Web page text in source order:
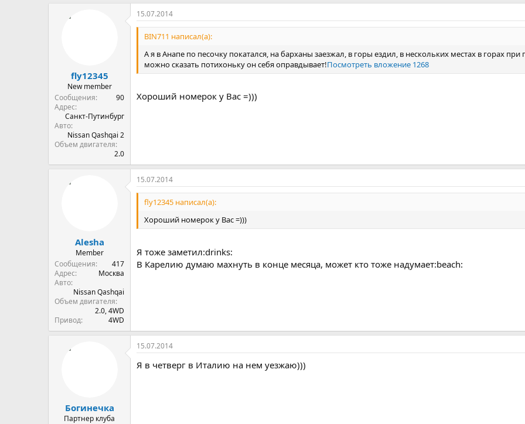
fly12345
New member
Сообщения
90
Адрес
Санкт-Путинбург
Авто
Nissan Qashqai 2
Объем двигателя
2.0
15.07.2014
BIN711 написал(а):
А я в Анапе по песочку покатался, на барханы заезжал, в горы ездил, в нескольких местах в горах
можно сказать потихоньку он себя оправдывает!Посмотреть вложение 1268
Хороший номерок у Вас =)))
Alesha
Member
Сообщения
417
Адрес
Москва
Авто
Nissan Qashqai
Объем двигателя
2.0, 4WD
Привод
4WD
15.07.2014
fly12345 написал(а):
Хороший номерок у Вас =)))
Я тоже заметил:drinks:
В Карелию думаю махнуть в конце месяца, может кто тоже надумает:beach:
Богинечка
Партнер клуба
15.07.2014
Я в четверг в Италию на нем уезжаю)))